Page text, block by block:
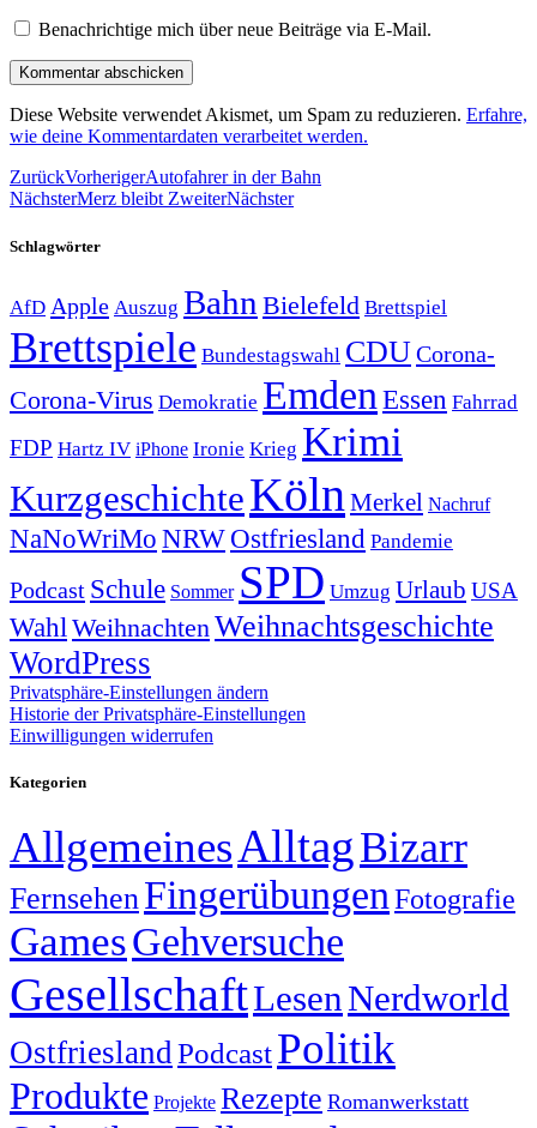
Benachrichtige mich über neue Beiträge via E-Mail.
Diese Website verwendet Akismet, um Spam zu reduzieren. Erfahre,
wie deine Kommentardaten verarbeitet werden.
ZurückVorherigerAutofahrer in der Bahn
NächsterMerz bleibt ZweiterNächster
Schlagwörter
AfD Apple Auszug Bahn Bielefeld Brettspiel
Brettspiele Bundestagswahl CDUCorona-
Corona-Virus Demokratie Emden Essen Fahrrad
FDP Hartz IV iPhone Ironie Krieg Krimi
KurzgeschichteKöln Merkel Nachruf
NaNoWriMo NRWOstfriesland Pandemie
Podcast Schule Sommer SPD Umzug Urlaub USA
Wahl Weihnachten Weihnachtsgeschichte
WordPress
Privatsphäre-Einstellungen ändern
Historie der Privatsphäre-Einstellungen
Einwilligungen widerrufen
Kategorien
AllgemeinesAlltagBizarr
FernsehenFingerübungen Fotografie
GamesGehversuche
GesellschaftLesenNerdworld
OstfrieslandPodcastPolitik
Produkte Projekte Rezepte Romanwerkstatt